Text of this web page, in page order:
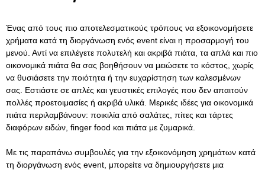
Ένας από τους πιο αποτελεσματικούς τρόπους να εξοικονομήσετε
χρήματα κατά τη διοργάνωση ενός event είναι η προσαρμογή του
μενού. Αντί να επιλέγετε πολυτελή και ακριβά πιάτα, τα απλά και πιο
οικονομικά πιάτα θα σας βοηθήσουν να μειώσετε το κόστος, χωρίς
να θυσιάσετε την ποιότητα ή την ευχαρίστηση των καλεσμένων
σας. Εστιάστε σε απλές και γευστικές επιλογές που δεν απαιτούν
πολλές προετοιμασίες ή ακριβά υλικά. Μερικές ιδέες για οικονομικά
πιάτα περιλαμβάνουν: ποικιλία από σαλάτες, πίτες και τάρτες
διαφόρων ειδών, finger food και πιάτα με ζυμαρικά.
Με τις παραπάνω συμβουλές για την εξοικονόμηση χρημάτων κατά
τη διοργάνωση ενός event, μπορείτε να δημιουργήσετε μια